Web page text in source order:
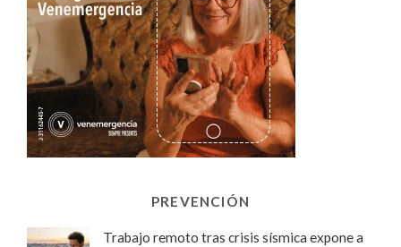
PREVENCIÓN
Trabajo remoto tras crisis sísmica expone a